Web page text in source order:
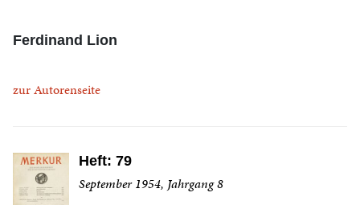
Ferdinand Lion
zur Autorenseite
Heft: 79
September 1954, Jahrgang 8